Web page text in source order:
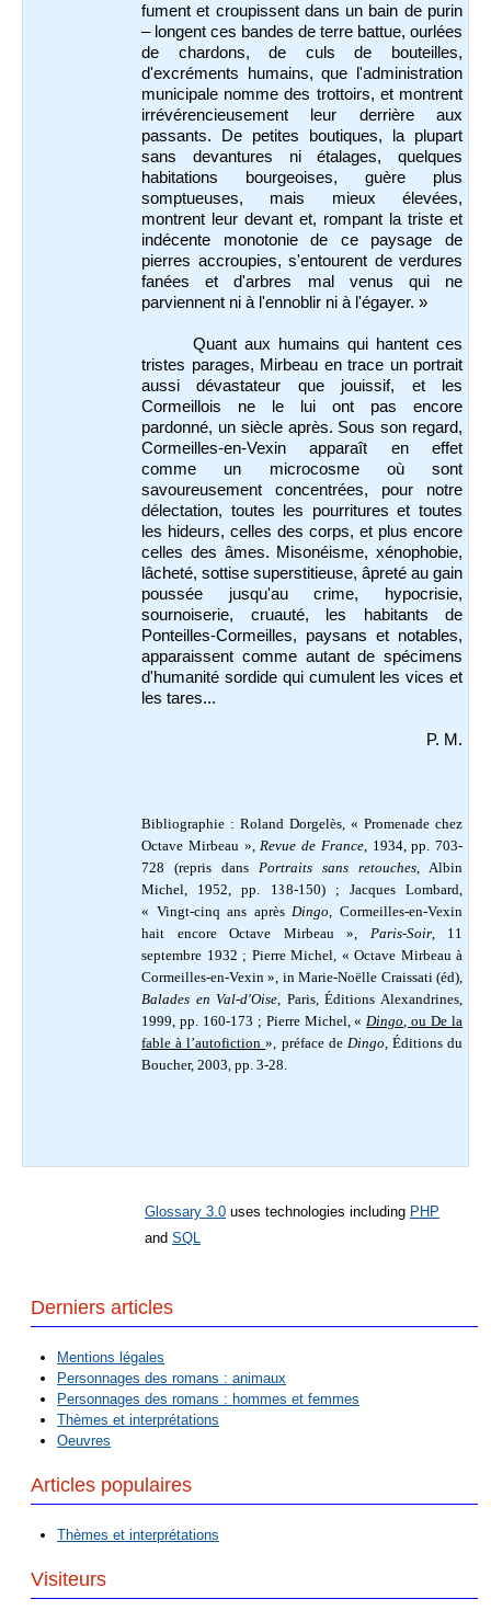
fument et croupissent dans un bain de purin
– longent ces bandes de terre battue, ourlées
de chardons, de culs de bouteilles,
d'excréments humains, que l'administration
municipale nomme des trottoirs, et montrent
irrévérencieusement leur derrière aux
passants. De petites boutiques, la plupart
sans devantures ni étalages, quelques
habitations bourgeoises, guère plus
somptueuses, mais mieux élevées,
montrent leur devant et, rompant la triste et
indécente monotonie de ce paysage de
pierres accroupies, s'entourent de verdures
fanées et d'arbres mal venus qui ne
parviennent ni à l'ennoblir ni à l'égayer. »
Quant aux humains qui hantent ces
tristes parages, Mirbeau en trace un portrait
aussi dévastateur que jouissif, et les
Cormeillois ne le lui ont pas encore
pardonné, un siècle après. Sous son regard,
Cormeilles-en-Vexin apparaît en effet
comme un microcosme où sont
savoureusement concentrées, pour notre
délectation, toutes les pourritures et toutes
les hideurs, celles des corps, et plus encore
celles des âmes. Misonéisme, xénophobie,
lâcheté, sottise superstitieuse, âpreté au gain
poussée jusqu'au crime, hypocrisie,
sournoiserie, cruauté, les habitants de
Ponteilles-Cormeilles, paysans et notables,
apparaissent comme autant de spécimens
d'humanité sordide qui cumulent les vices et
les tares...
P. M.
Bibliographie : Roland Dorgelès, « Promenade chez
Octave Mirbeau »,Revue de France, 1934, pp. 703-
728 (repris dans Portraits sans retouches, Albin
Michel, 1952, pp. 138-150) ; Jacques Lombard,
« Vingt-cinq ans aprèsDingo, Cormeilles-en-Vexin
hait encore Octave Mirbeau », Paris-Soir, 11
septembre 1932 ; Pierre Michel, « Octave Mirbeau à
Cormeilles-en-Vexin », in Marie-Noëlle Craissati (éd),
Balades en Val-d'Oise, Paris, Éditions Alexandrines,
1999, pp. 160-173 ; Pierre Michel, «Dingo, ou De la
fable à l’autofiction», préface de Dingo, Éditions du
Boucher, 2003, pp. 3-28.
Glossary 3.0 uses technologies including PHP
and SQL
Derniers articles
Mentions légales
Personnages des romans : animaux
Personnages des romans : hommes et femmes
Thèmes et interprétations
Oeuvres
Articles populaires
Thèmes et interprétations
Visiteurs